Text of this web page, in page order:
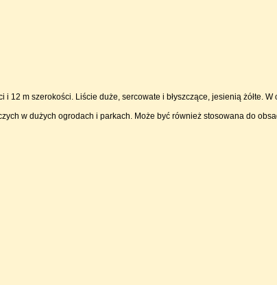
m szerokości. Liście duże, sercowate i błyszczące, jesienią żółte.
w dużych ogrodach i parkach. Może być również stosowana do